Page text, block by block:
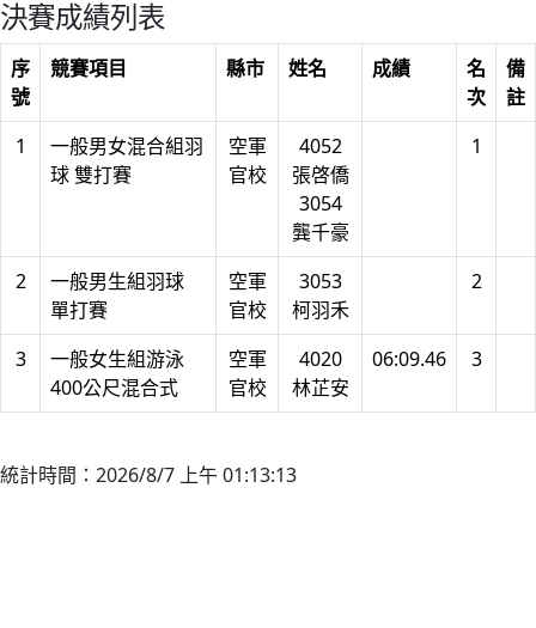
決賽成績列表
序
號
競賽項目 縣市 姓名 成績
名
次
備
註
1
一般男女混合組羽
球 雙打賽
空軍
官校
4052
張啓僑
3054
龔千豪
1
2
一般男生組羽球
單打賽
空軍
官校
3053
柯羽禾
2
3
一般女生組游泳
400公尺混合式
空軍
官校
4020
林芷安
06:09.46 3
統計時間：2026/8/7 上午 01:13:13